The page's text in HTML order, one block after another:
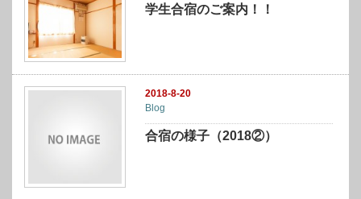
学生合宿のご案内！！
2018-8-20
Blog
合宿の様子（2018②）